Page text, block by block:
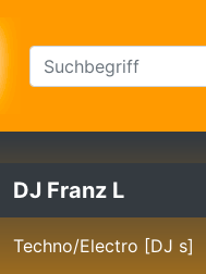
DJ Franz L
Techno/Electro [DJ s]